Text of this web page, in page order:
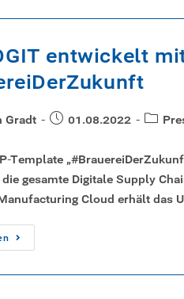
entwickelt
Gradt 01.08.2022
Template
gesamte Digitale Supply
Cloud erhält das